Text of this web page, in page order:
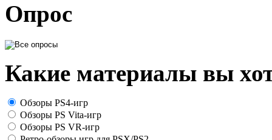
Опрос
Какие материалы вы
Обзоры PS4-игр
Обзоры PS Vita-игр
Обзоры PS VR-игр